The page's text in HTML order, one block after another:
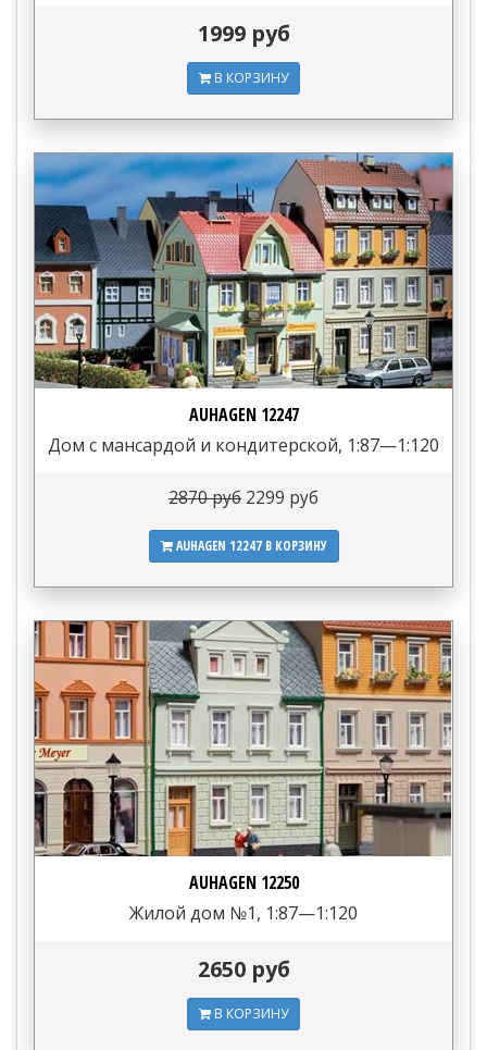
1999 руб
В КОРЗИНУ
AUHAGEN 12247
Дом с мансардой и кондитерской, 1:87—1:120
2870 руб 2299 руб
AUHAGEN 12247 В КОРЗИНУ
AUHAGEN 12250
Жилой дом №1, 1:87—1:120
2650 руб
В КОРЗИНУ